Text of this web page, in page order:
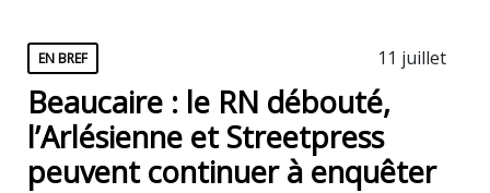
EN BREF 11 juillet
Beaucaire : le RN débouté,
l’Arlésienne et Streetpress
peuvent continuer à enquêter